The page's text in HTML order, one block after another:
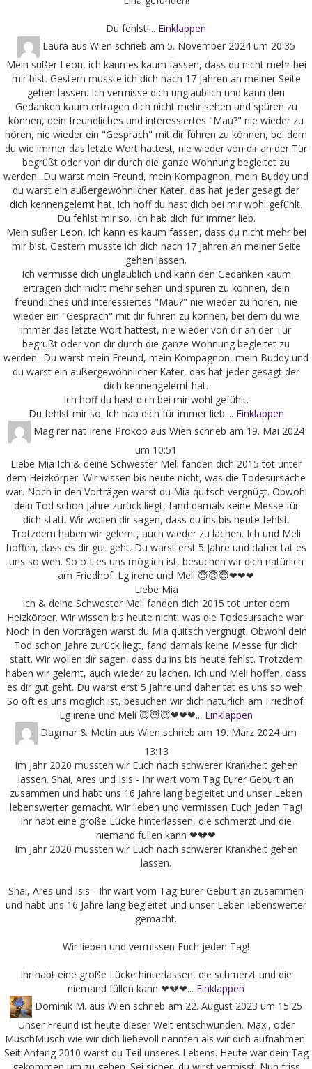
Du fehlst!... Einklappen
Laura aus Wien schrieb am 5. November 2024 um 20:35
Mein süßer Leon, ich kann es kaum fassen, dass du nicht mehr bei
mir bist. Gestern musste ich dich nach 17 Jahren an meiner Seite
gehen lassen. Ich vermisse dich unglaublich und kann den
Gedanken kaum ertragen dich nicht mehr sehen und spüren zu
können, dein freundliches und interessiertes "Mau?" nie wieder zu
hören, nie wieder ein "Gespräch" mit dir führen zu können, bei dem
du wie immer das letzte Wort hättest, nie wieder von dir an der Tür
begrüßt oder von dir durch die ganze Wohnung begleitet zu
werden...Du warst mein Freund, mein Kompagnon, mein Buddy und
du warst ein außergewöhnlicher Kater, das hat jeder gesagt der
dich kennengelernt hat. Ich hoff du hast dich bei mir wohl gefühlt.
Du fehlst mir so. Ich hab dich für immer lieb.
Mein süßer Leon, ich kann es kaum fassen, dass du nicht mehr bei
mir bist. Gestern musste ich dich nach 17 Jahren an meiner Seite
gehen lassen.
Ich vermisse dich unglaublich und kann den Gedanken kaum
ertragen dich nicht mehr sehen und spüren zu können, dein
freundliches und interessiertes "Mau?" nie wieder zu hören, nie
wieder ein "Gespräch" mit dir führen zu können, bei dem du wie
immer das letzte Wort hättest, nie wieder von dir an der Tür
begrüßt oder von dir durch die ganze Wohnung begleitet zu
werden...Du warst mein Freund, mein Kompagnon, mein Buddy und
du warst ein außergewöhnlicher Kater, das hat jeder gesagt der
dich kennengelernt hat.
Ich hoff du hast dich bei mir wohl gefühlt.
Du fehlst mir so. Ich hab dich für immer lieb.... Einklappen
Mag rer nat Irene Prokop aus Wien schrieb am 19. Mai 2024
um 10:51
Liebe Mia Ich & deine Schwester Meli fanden dich 2015 tot unter
dem Heizkörper. Wir wissen bis heute nicht, was die Todesursache
war. Noch in den Vorträgen warst du Mia quitsch vergnügt. Obwohl
dein Tod schon Jahre zurück liegt, fand damals keine Messe für
dich statt. Wir wollen dir sagen, dass du ins bis heute fehlst.
Trotzdem haben wir gelernt, auch wieder zu lachen. Ich und Meli
hoffen, dass es dir gut geht. Du warst erst 5 Jahre und daher tat es
uns so weh. So oft es uns möglich ist, besuchen wir dich natürlich
am Friedhof. Lg irene und Meli 😇😇😇❤❤❤
Liebe Mia
Ich & deine Schwester Meli fanden dich 2015 tot unter dem
Heizkörper. Wir wissen bis heute nicht, was die Todesursache war.
Noch in den Vorträgen warst du Mia quitsch vergnügt. Obwohl dein
Tod schon Jahre zurück liegt, fand damals keine Messe für dich
statt. Wir wollen dir sagen, dass du ins bis heute fehlst. Trotzdem
haben wir gelernt, auch wieder zu lachen. Ich und Meli hoffen, dass
es dir gut geht. Du warst erst 5 Jahre und daher tat es uns so weh.
So oft es uns möglich ist, besuchen wir dich natürlich am Friedhof.
Lg irene und Meli 😇😇😇❤❤❤... Einklappen
Dagmar & Metin aus Wien schrieb am 19. März 2024 um
13:13
Im Jahr 2020 mussten wir Euch nach schwerer Krankheit gehen
lassen. Shai, Ares und Isis - Ihr wart vom Tag Eurer Geburt an
zusammen und habt uns 16 Jahre lang begleitet und unser Leben
lebenswerter gemacht. Wir lieben und vermissen Euch jeden Tag!
Ihr habt eine große Lücke hinterlassen, die schmerzt und die
niemand füllen kann ❤💔❤
Im Jahr 2020 mussten wir Euch nach schwerer Krankheit gehen
lassen.
Shai, Ares und Isis - Ihr wart vom Tag Eurer Geburt an zusammen
und habt uns 16 Jahre lang begleitet und unser Leben lebenswerter
gemacht.
Wir lieben und vermissen Euch jeden Tag!
Ihr habt eine große Lücke hinterlassen, die schmerzt und die
niemand füllen kann ❤💔❤... Einklappen
Dominik M. aus Wien schrieb am 22. August 2023 um 15:25
Unser Freund ist heute dieser Welt entschwunden. Maxi, oder
MuschMusch wie wir dich liebevoll nannten als wir dich aufnahmen.
Seit Anfang 2010 warst du Teil unseres Lebens. Heute war dein Tag
gekommen um zu gehen. Sei sicher, du wirst vermisst. Nun friss